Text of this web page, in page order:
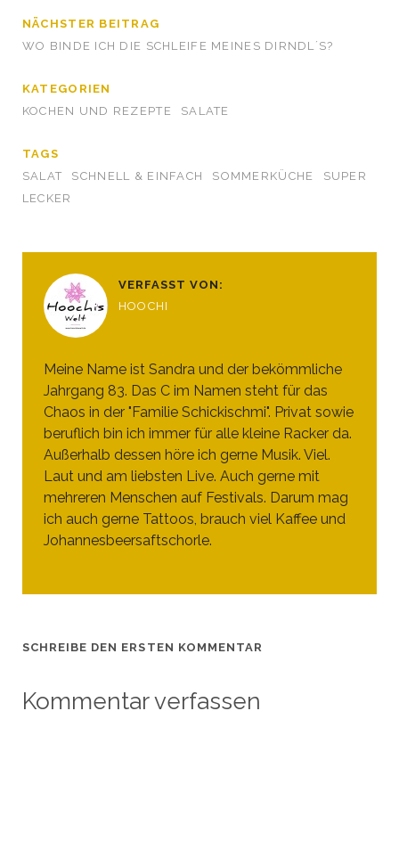
NÄCHSTER BEITRAG
WO BINDE ICH DIE SCHLEIFE MEINES DIRNDL´S?
KATEGORIEN
KOCHEN UND REZEPTE
SALATE
TAGS
SALAT
SCHNELL & EINFACH SOMMERKÜCHE
SUPER
LECKER
VERFASST VON:
HOOCHI
Meine Name ist Sandra und der bekömmliche
Jahrgang 83. Das C im Namen steht für das
Chaos in der "Familie Schickischmi". Privat sowie
beruflich bin ich immer für alle kleine Racker da.
Außerhalb dessen höre ich gerne Musik. Viel.
Laut und am liebsten Live. Auch gerne mit
mehreren Menschen auf Festivals. Darum mag
ich auch gerne Tattoos, brauch viel Kaffee und
Johannesbeersaftschorle.
SCHREIBE DEN ERSTEN KOMMENTAR
Kommentar verfassen